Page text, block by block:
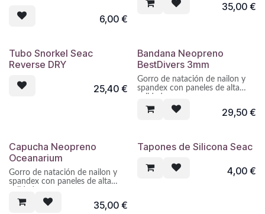
Elástico, resistente, agradable al
tacto.
6,00€
35,00€
Tubo Snorkel Seac
Reverse DRY
25,40€
Bandana Neopreno
BestDivers 3mm
Gorro de natación de nailon y
spandex con paneles de alta
29,50€
Capucha Neopreno
Oceanarium
Gorro de natación de nailon y
spandex con paneles de alta
35,00€
Tapones de Silicona Seac
4,00€